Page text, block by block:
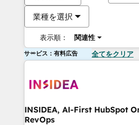
業種を選択
表示順： 関連性
サービス：有料広告 全てをクリア
INSIDEA, AI-First HubSpot
RevOps